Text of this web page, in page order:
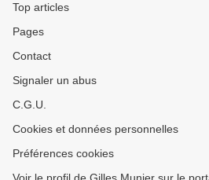
Top articles
Pages
Contact
Signaler un abus
C.G.U.
Cookies et données personnelles
Préférences cookies